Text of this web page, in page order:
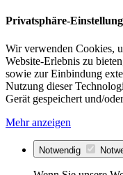
Privatsphäre-
Wir verwenden Cookies,
Website-Erlebnis zu
sowie zur Einbindung
Nutzung dieser
Gerät gespeichert und/
Mehr anzeigen
Notwendig